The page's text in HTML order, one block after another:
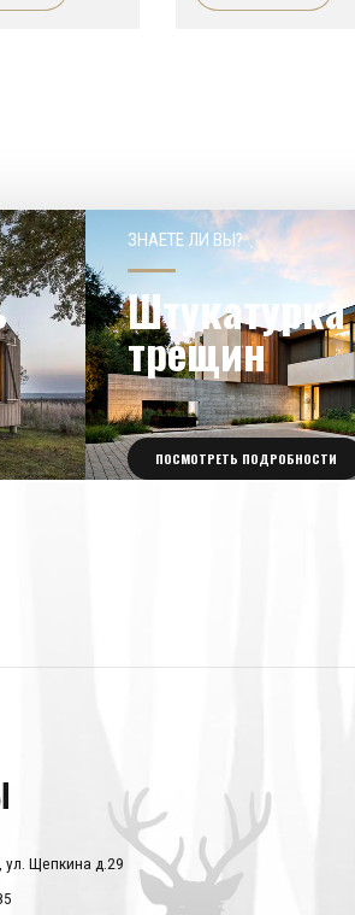
ЗНАЕТЕ ЛИ ВЫ?
трещин
ПОСМОТРЕТЬ ПОДРОБНОСТИ
ул. Щепкина д.29